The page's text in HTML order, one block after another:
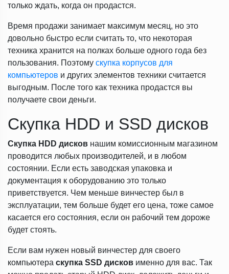
только ждать, когда он продастся.
Время продажи занимает максимум месяц, но это
довольно быстро если считать то, что некоторая
техника хранится на полках больше одного года без
пользования. Поэтому скупка корпусов для
компьютеров и других элементов техники считается
выгодным. После того как техника продастся вы
получаете свои деньги.
Скупка HDD и SSD дисков
Скупка HDD дисков нашим комиссионным магазином
проводится любых производителей, и в любом
состоянии. Если есть заводская упаковка и
документация к оборудованию это только
приветствуется. Чем меньше винчестер был в
эксплуатации, тем больше будет его цена, тоже самое
касается его состояния, если он рабочий тем дороже
будет стоять.
Если вам нужен новый винчестер для своего
компьютера скупка SSD дисков именно для вас. Так